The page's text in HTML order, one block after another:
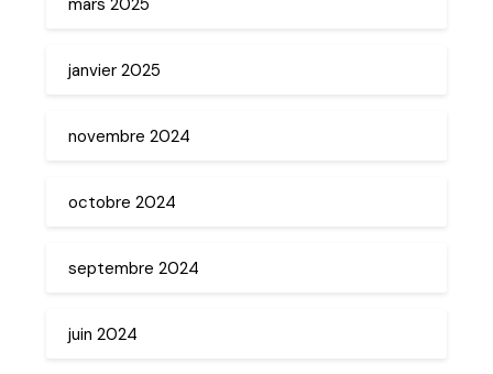
janvier 2025
novembre 2024
octobre 2024
septembre 2024
juin 2024